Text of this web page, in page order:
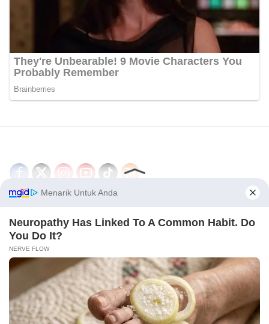
Redaksi
Tentang Kami
PEDOMAN MEDIA SIBER
© 2026 - CakrawalaNews.co